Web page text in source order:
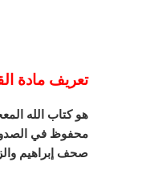
تعريف مادة
هو كتاب الله
محفوظ في الصدور
صحف إبراهيم